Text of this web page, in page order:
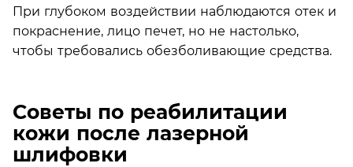
При глубоком воздействии наблюдаются отек и
покраснение, лицо печет, но не настолько,
чтобы требовались обезболивающие средства.
Советы по реабилитации
кожи после лазерной
шлифовки